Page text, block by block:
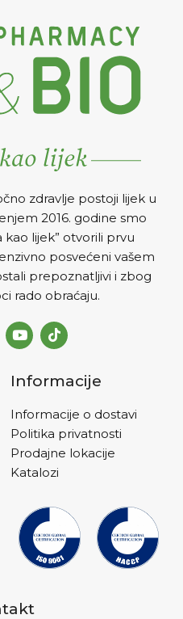
zdravlje postoji lijek u
2016. godine smo
lijek” otvorili prvu
posvećeni vašem
prepoznatljivi i zbog
rado obraćaju.
Informacije
Informacije o dostavi
Politika privatnosti
Prodajne lokacije
Katalozi